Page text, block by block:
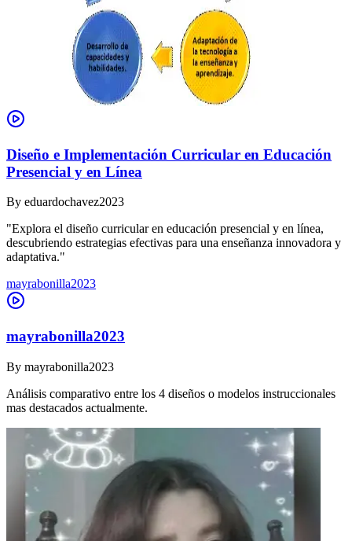
Diseño e Implementación Curricular en Educación
Presencial y en Línea
By eduardochavez2023
"Explora el diseño curricular en educación presencial y en línea,
descubriendo estrategias efectivas para una enseñanza innovadora y
adaptativa."
mayrabonilla2023
mayrabonilla2023
By mayrabonilla2023
Análisis comparativo entre los 4 diseños o modelos instruccionales
mas destacados actualmente.